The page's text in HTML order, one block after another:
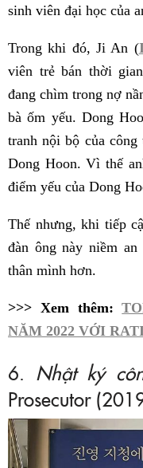
sinh viên đại học của
Trong khi đó, Ji An (
viên trẻ bán thời
đang chìm trong nợ
bà ốm yếu. Dong
tranh nội bộ của
Dong Hoon. Vì thế
điểm yếu của Dong
Thế nhưng, khi tiếp
đàn ông này niềm
thân mình hơn.
>>> Xem thêm:
NĂM 2022 VỚI
6. Nhật ký
Prosecutor